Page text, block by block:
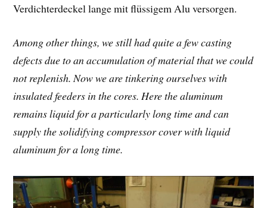
Verdichterdeckel lange mit flüssigem Alu versorgen.
Among other things, we still had quite a few casting
defects due to an accumulation of material that we could
not replenish. Now we are tinkering ourselves with
insulated feeders in the cores. Here the aluminum
remains liquid for a particularly long time and can
supply the solidifying compressor cover with liquid
aluminum for a long time.